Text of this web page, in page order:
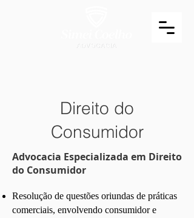
Direito do
Consumidor
​Advocacia Especializada em Direito
do Consumidor
Resolução de questões oriundas de práticas
comerciais, envolvendo consumidor e